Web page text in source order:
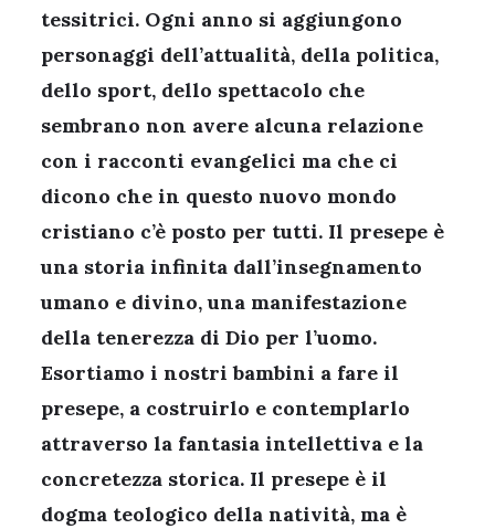
tessitrici. Ogni anno si aggiungono
personaggi dell’attualità, della politica,
dello sport, dello spettacolo che
sembrano non avere alcuna relazione
con i racconti evangelici ma che ci
dicono che in questo nuovo mondo
cristiano c’è posto per tutti. Il presepe è
una storia infinita dall’insegnamento
umano e divino, una manifestazione
della tenerezza di Dio per l’uomo.
Esortiamo i nostri bambini a fare il
presepe, a costruirlo e contemplarlo
attraverso la fantasia intellettiva e la
concretezza storica. Il presepe è il
dogma teologico della natività, ma è